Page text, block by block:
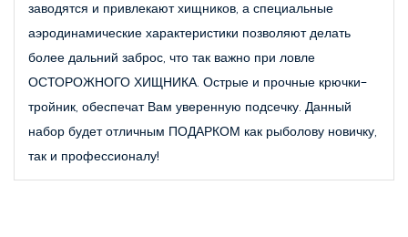
заводятся и привлекают хищников, а специальные
аэродинамические характеристики позволяют делать
более дальний заброс, что так важно при ловле
ОСТОРОЖНОГО ХИЩНИКА. Острые и прочные крючки-
тройник, обеспечат Вам уверенную подсечку. Данный
набор будет отличным ПОДАРКОМ как рыболову новичку,
так и профессионалу!